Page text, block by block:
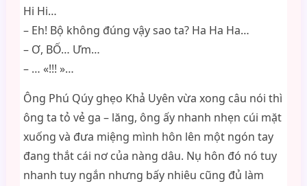
Hi Hi…
– Eh! Bộ không đúng vậy sao ta? Ha Ha Ha…
– Ơ, BỐ… Ưm…
– … «!!! »…
Ông Phú Qúy ghẹo Khả Uyên vừa xong câu nói thì
ông ta tỏ vẻ ga – lăng, ông ấy nhanh nhẹn cúi mặt
xuống và đưa miệng mình hôn lên một ngón tay
đang thắt cái nơ của nàng dâu. Nụ hôn đó nó tuy
nhanh tuy ngắn nhưng bấy nhiêu cũng đủ làm